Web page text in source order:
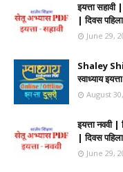
इयत्ता
| दिवस
June 29,
Shaley
स्वाध्याय
August
इयत्ता नववी
| दिवस
June 29,